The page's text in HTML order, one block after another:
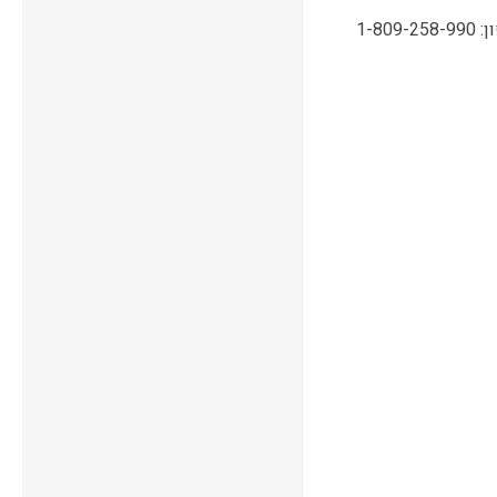
תמיכה טכנית, שירות ואחריות ONSITE ע"י מעבדות CPM בטלפון: 1-809-258-990